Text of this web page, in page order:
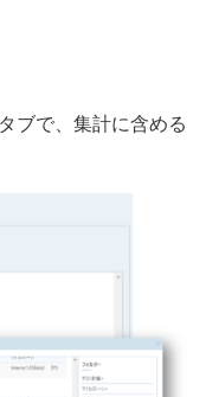
ブで、集計に含める